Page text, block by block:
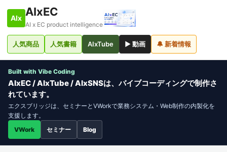
AIx AIxEC
AI x EC product intelligence
人気商品 人気書籍 AIxTube ▶ 動画 🔔 新着情報
Built with Vibe Coding
AIxEC / AIxTube / AIxSNSは、バイブコーディングで制作さ
れています。
エクスブリッジは、セミナーとVWorkで業務システム・Web制作の内製化を
支援します。
VWork
セミナー Blog